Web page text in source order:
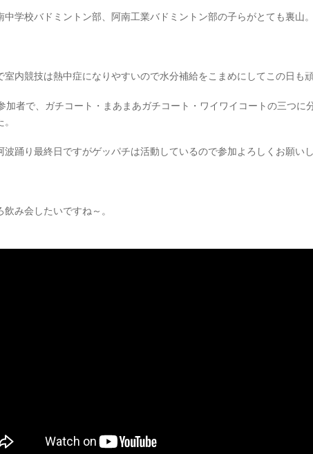
中学校バドミントン部、阿南工業バドミントン部の子らがとても裏山。
室内競技は熱中症になりやすいので水分補給をこまめにしてこの日も
加者で、ガチコート・まあまあガチコート・ワイワイコートの三つに
波踊り最終日ですがゲッパチは活動しているので参加よろしくお願いし
飲み会したいですね～。